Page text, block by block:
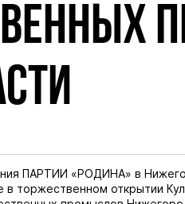
ПАРТИИ «РОДИНА» в
в торжественном открытии